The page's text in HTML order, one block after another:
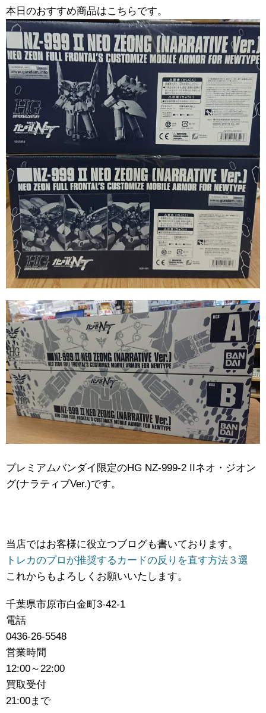
本日のおすすめ商品はこちらです。
プレミアムバンダイ限定のHG ​NZ-999-2 ​IIネオ・ジオン
グ(ナラティブVer.)です。
当店ではお客様に役立つブログも書いております。
トレカのプロが推奨するカードの反りを直す方法３選
これからもよろしくお願いいたします。
千葉県市原市白金町3-42-1
電話
0436-26-5548
営業時間
12:00～22:00
買取受付
21:00まで